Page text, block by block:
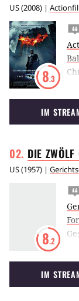
US(2008) |
8.3
IM
DIE ZWÖLF
US(1957) |
8.2
IM